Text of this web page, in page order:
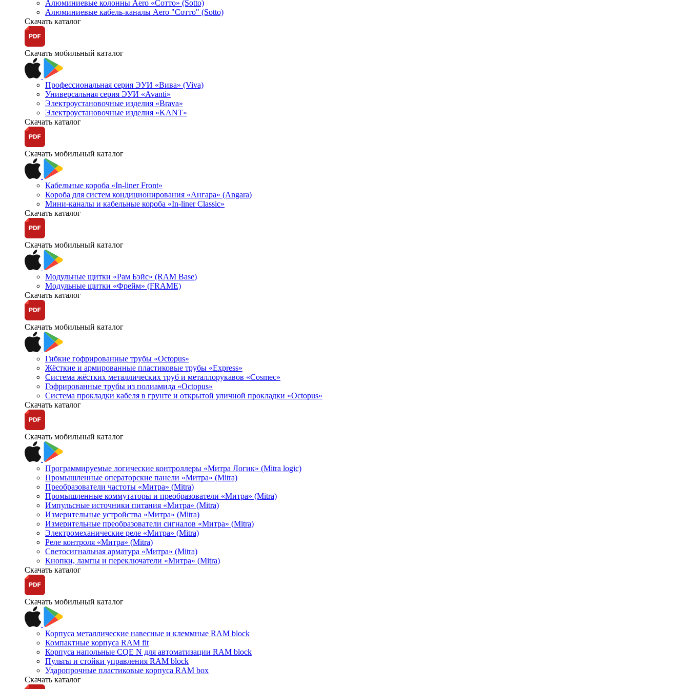
Алюминиевые колонны Aero «Сотто» (Sotto)
Алюминиевые кабель-каналы Aero "Сотто" (Sotto)
Скачать каталог
Скачать мобильный каталог
Профессиональная серия ЭУИ «Вива» (Viva)
Универсальная серия ЭУИ «Avanti»
Электроустановочные изделия «Brava»
Электроустановочные изделия «KANT»
Скачать каталог
Скачать мобильный каталог
Кабельные короба «In-liner Front»
Короба для систем кондиционирования «Ангара» (Angara)
Мини-каналы и кабельные короба «In-liner Classic»
Скачать каталог
Скачать мобильный каталог
Модульные щитки «Рам Бэйс» (RAM Base)
Модульные щитки «Фрейм» (FRAME)
Скачать каталог
Скачать мобильный каталог
Гибкие гофрированные трубы «Octopus»
Жёсткие и армированные пластиковые трубы «Express»
Система жёстких металлических труб и металлорукавов «Cosmec»
Гофрированные трубы из полиамида «Octopus»
Система прокладки кабеля в грунте и открытой уличной прокладки «Octopus»
Скачать каталог
Скачать мобильный каталог
Программируемые логические контроллеры «Митра Логик» (Mitra logic)
Промышленные операторские панели «Митра» (Mitra)
Преобразователи частоты «Митра» (Mitra)
Промышленные коммутаторы и преобразователи «Митра» (Mitra)
Импульсные источники питания «Митра» (Mitra)
Измерительные устройства «Митра» (Mitra)
Измерительные преобразователи сигналов «Митра» (Mitra)
Электромеханические реле «Митра» (Mitra)
Реле контроля «Митра» (Mitra)
Светосигнальная арматура «Митра» (Mitra)
Кнопки, лампы и переключатели «Митра» (Mitra)
Скачать каталог
Скачать мобильный каталог
Корпуса металлические навесные и клеммные RAM block
Компактные корпуса RAM fit
Корпуса напольные CQE N для автоматизации RAM block
Пульты и стойки управления RAM block
Ударопрочные пластиковые корпуса RAM box
Скачать каталог